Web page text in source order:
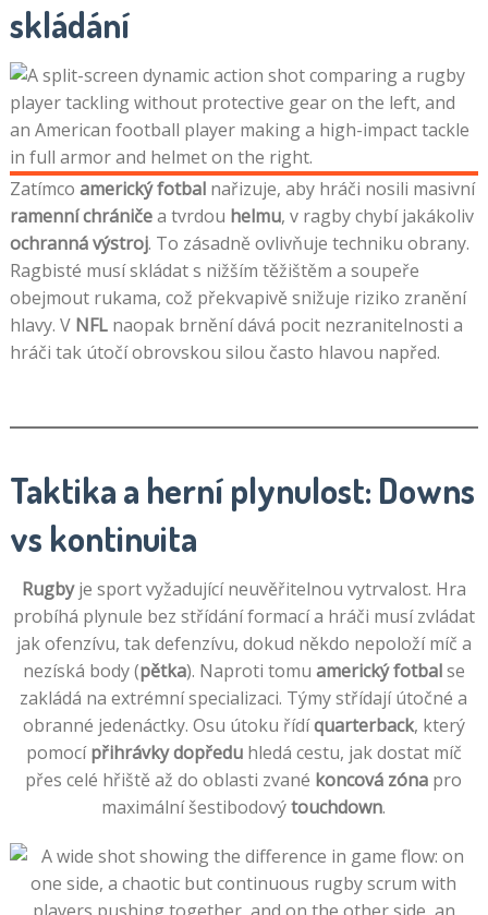
skládání
Zatímco americký fotbalnařizuje, aby hráči nosili masivní
ramenní chráničea tvrdou helmu, v ragby chybí jakákoliv
ochranná výstroj. To zásadně ovlivňuje techniku obrany.
Ragbisté musí skládat s nižším těžištěm a soupeře
obejmout rukama, což překvapivě snižuje riziko zranění
hlavy. V NFLnaopak brnění dává pocit nezranitelnosti a
hráči tak útočí obrovskou silou často hlavou napřed.
Taktika a herní plynulost: Downs
vs kontinuita
Rugbyje sport vyžadující neuvěřitelnou vytrvalost. Hra
probíhá plynule bez střídání formací a hráči musí zvládat
jak ofenzívu, tak defenzívu, dokud někdo nepoloží míč a
nezíská body (pětka). Naproti tomu americký fotbalse
zakládá na extrémní specializaci. Týmy střídají útočné a
obranné jedenáctky. Osu útoku řídíquarterback, který
pomocípřihrávky dopředuhledá cestu, jak dostat míč
přes celé hřiště až do oblasti zvané koncová zóna pro
maximální šestibodovýtouchdown.